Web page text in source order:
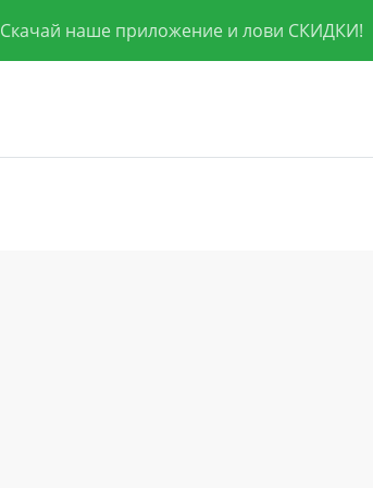
Скачай наше приложение и лови СКИДКИ!